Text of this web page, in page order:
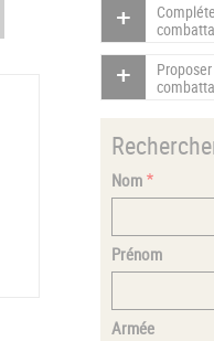
Nom
Prénom
Armée